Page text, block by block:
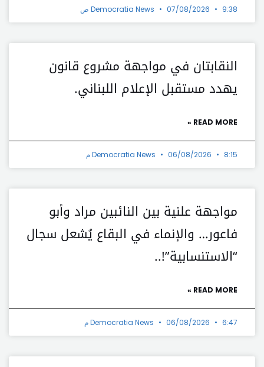
Democratia News 07/08/2026 9:38 ص
النقابتان في مواجهة مشروع قانون
يهدد مستقبل الإعلام اللبناني.
READ MORE »
Democratia News 06/08/2026 8:15 م
مواجهة علنية بين النائبين مراد وأبو
فاعور… والإنماء في البقاع يُشعل سجال
“الاستنسابية”!..
READ MORE »
Democratia News 06/08/2026 6:47 م